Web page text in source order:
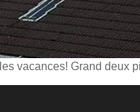
vacances! Grand deux